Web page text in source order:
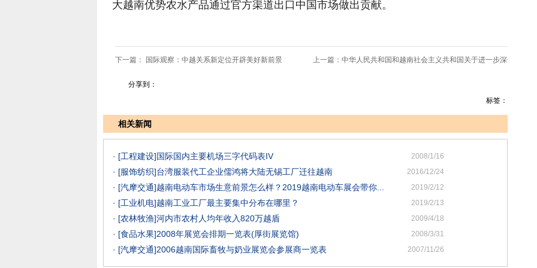
大越南优势农水产品通过官方渠道出口中国市场做出贡献。
下一篇： 国际观察：中越关系新定位开辟美好新前景 上一篇： 中华人民共和国和越南社会主义共和国关于进一步深化和提升
分享到：
标签：
相关新闻
· [工程建设]国际国内主要机场三字代码表IV 2008/1/16
· [服饰纺织]台湾服装代工企业儒鸿将大陆无锡工厂迁往越南 2016/12/24
· [汽摩交通]越南电动车市场生意前景怎么样？2019越南电动车展会带你... 2019/2/12
· [工业机电]越南工业工厂最主要集中分布在哪里？ 2019/2/13
· [农林牧渔]河内市农村人均年收入820万越盾 2009/4/18
· [食品水果]2008年展览会排期一览表(厚街展览馆) 2008/3/31
· [汽摩交通]2006越南国际畜牧与奶业展览会参展商一览表 2007/11/26